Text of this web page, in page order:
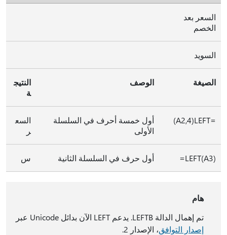
السعر بعد
الخصم
السويد
الصيغة الوصف
النتيج
ة
=LEFT‏(A2,4)
أول خمسة أحرف في السلسلة
الأولى
السع
ر
‎=LEFT(A3) أول حرف في السلسلة الثانية س
هام
تم إهمال الدالة LEFTB. يدعم LEFT الآن بدائل Unicode عبر
إصدار التوافق، الإصدار 2.